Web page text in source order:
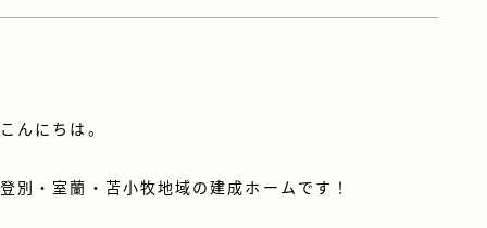
こんにちは。
登別・室蘭・苫小牧地域の建成ホームです！